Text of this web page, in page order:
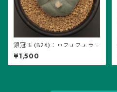
銀冠玉 (B24)：ロフォフォラ
属 ※実生
¥1,500